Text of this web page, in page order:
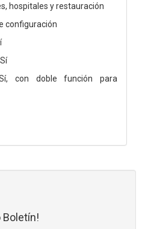
hospitales y restauración
configuración
con doble función para
Boletín!